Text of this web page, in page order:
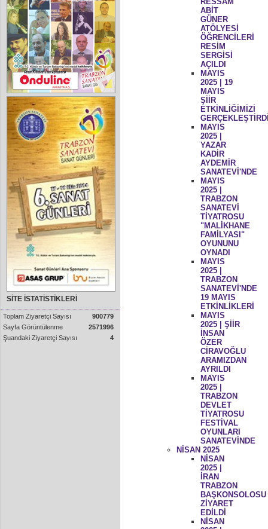
SİTE İSTATİSTİKLERİ
Toplam Ziyaretçi Sayısı
900779
Sayfa Görüntülenme
2571996
Şuandaki Ziyaretçi Sayısı
4
ABİT
GÜNER
ATÖLYESİ
ÖĞRENCİLERİ
RESİM
SERGİSİ
AÇILDI
MAYIS
2025 | 19
MAYIS
ŞİİR
ETKİNLİĞİMİZİ
MAYIS
2025 |
YAZAR
KADİR
AYDEMİR
SANATEVİ'NDE
MAYIS
2025 |
TRABZON
SANATEVİ
TİYATROSU
"MALİKHANE
FAMİLYASI"
OYUNUNU
OYNADI
MAYIS
2025 |
TRABZON
SANATEVİ'NDE
19 MAYIS
ETKİNLİKLERİ
MAYIS
2025 | ŞİİR
İNSAN
ÖZER
CİRAVOĞLU
ARAMIZDAN
AYRILDI
MAYIS
2025 |
TRABZON
DEVLET
TİYATROSU
FESTİVAL
OYUNLARI
SANATEVİNDE
NİSAN 2025
NİSAN
2025 |
İRAN
TRABZON
BAŞKONSOLOSU
ZİYARET
EDİLDİ
NİSAN